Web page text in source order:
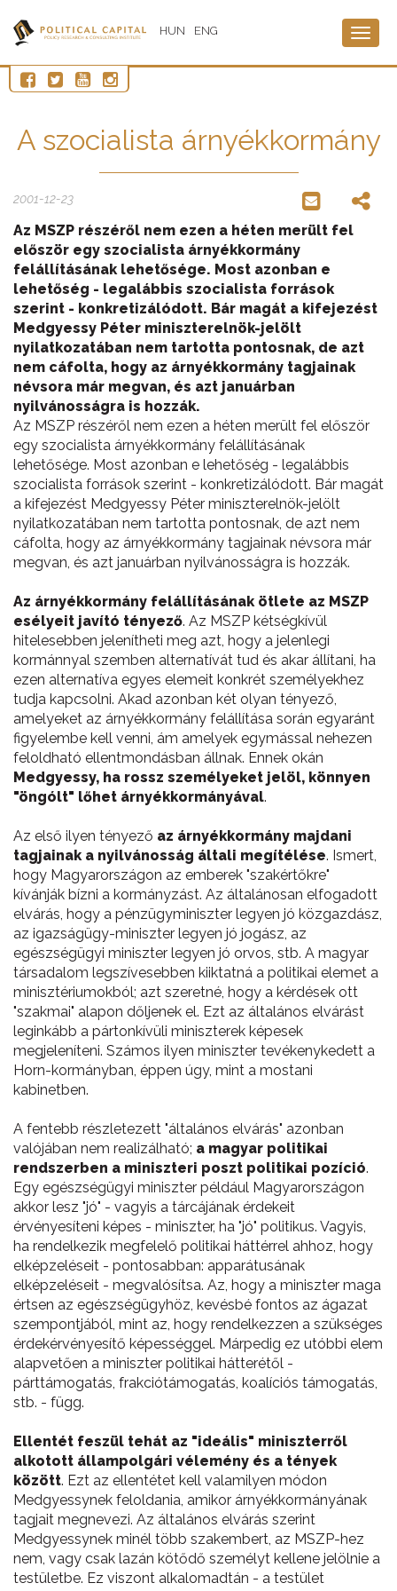
HUN ENG
A szocialista árnyékkormány
2001-12-23
Az MSZP részéről nem ezen a héten merült fel
először egy szocialista árnyékkormány
felállításának lehetősége. Most azonban e
lehetőség - legalábbis szocialista források
szerint - konkretizálódott. Bár magát a kifejezést
Medgyessy Péter miniszterelnök-jelölt
nyilatkozatában nem tartotta pontosnak, de azt
nem cáfolta, hogy az árnyékkormány tagjainak
névsora már megvan, és azt januárban
nyilvánosságra is hozzák.
Az MSZP részéről nem ezen a héten merült fel először
egy szocialista árnyékkormány felállításának
lehetősége. Most azonban e lehetőség - legalábbis
szocialista források szerint - konkretizálódott. Bár magát
a kifejezést Medgyessy Péter miniszterelnök-jelölt
nyilatkozatában nem tartotta pontosnak, de azt nem
cáfolta, hogy az árnyékkormány tagjainak névsora már
megvan, és azt januárban nyilvánosságra is hozzák.
Az árnyékkormány felállításának ötlete az MSZP
esélyeit javító tényező. Az MSZP kétségkívül
hitelesebben jelenítheti meg azt, hogy a jelenlegi
kormánnyal szemben alternatívát tud és akar állítani, ha
ezen alternatíva egyes elemeit konkrét személyekhez
tudja kapcsolni. Akad azonban két olyan tényező,
amelyeket az árnyékkormány felállítása során egyaránt
figyelembe kell venni, ám amelyek egymással nehezen
feloldható ellentmondásban állnak. Ennek okán
Medgyessy, ha rossz személyeket jelöl, könnyen
"öngólt" lőhet árnyékkormányával.
Az első ilyen tényező az árnyékkormány majdani
tagjainak a nyilvánosság általi megítélése. Ismert,
hogy Magyarországon az emberek "szakértőkre"
kívánják bízni a kormányzást. Az általánosan elfogadott
elvárás, hogy a pénzügyminiszter legyen jó közgazdász,
az igazságügy-miniszter legyen jó jogász, az
egészségügyi miniszter legyen jó orvos, stb. A magyar
társadalom legszívesebben kiiktatná a politikai elemet a
minisztériumokból; azt szeretné, hogy a kérdések ott
"szakmai" alapon dőljenek el. Ezt az általános elvárást
leginkább a pártonkívüli miniszterek képesek
megjeleníteni. Számos ilyen miniszter tevékenykedett a
Horn-kormányban, éppen úgy, mint a mostani
kabinetben.
A fentebb részletezett "általános elvárás" azonban
valójában nem realizálható; a magyar politikai
rendszerben a miniszteri poszt politikai pozíció.
Egy egészségügyi miniszter például Magyarországon
akkor lesz "jó" - vagyis a tárcájának érdekeit
érvényesíteni képes - miniszter, ha "jó" politikus. Vagyis,
ha rendelkezik megfelelő politikai háttérrel ahhoz, hogy
elképzeléseit - pontosabban: apparátusának
elképzeléseit - megvalósítsa. Az, hogy a miniszter maga
értsen az egészségügyhöz, kevésbé fontos az ágazat
szempontjából, mint az, hogy rendelkezzen a szükséges
érdekérvényesítő képességgel. Márpedig ez utóbbi elem
alapvetően a miniszter politikai hátterétől -
párttámogatás, frakciótámogatás, koalíciós támogatás,
stb. - függ.
Ellentét feszül tehát az "ideális" miniszterről
alkotott állampolgári vélemény és a tények
között. Ezt az ellentétet kell valamilyen módon
Medgyessynek feloldania, amikor árnyékkormányának
tagjait megnevezi. Az általános elvárás szerint
Medgyessynek minél több szakembert, az MSZP-hez
nem, vagy csak lazán kötődő személyt kellene jelölnie a
testületbe. Ez viszont alkalomadtán - a testület